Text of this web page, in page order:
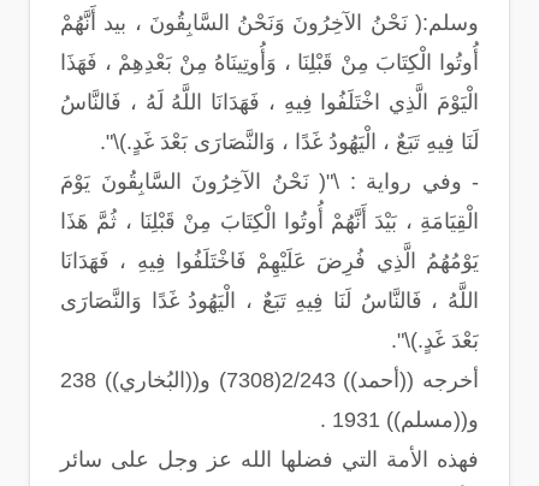
وسلم:( نَحْنُ الآخِرُونَ وَنَحْنُ السَّابِقُونَ ، بيد أَنَّهُمْ
أُوتُوا الْكِتَابَ مِنْ قَبْلِنَا ، وَأُوتِينَاهُ مِنْ بَعْدِهِمْ ، فَهَذَا
الْيَوْمَ الَّذِي اخْتَلَفُوا فِيهِ ، فَهَدَانَا اللَّهُ لَهُ ، فَالنَّاسُ
لَنَا فِيهِ تَبَعٌ ، الْيَهُودُ غَدًا ، وَالنَّصَارَى بَعْدَ غَدٍ.)\".
- وفي رواية : \"( نَحْنُ الآخِرُونَ السَّابِقُونَ يَوْمَ
الْقِيَامَةِ ، بَيْدَ أَنَّهُمْ أُوتُوا الْكِتَابَ مِنْ قَبْلِنَا ، ثُمَّ هَذَا
يَوْمُهُمُ الَّذِي فُرِضَ عَلَيْهِمْ فَاخْتَلَفُوا فِيهِ ، فَهَدَانَا
اللَّهُ ، فَالنَّاسُ لَنَا فِيهِ تَبَعٌ ، الْيَهُودُ غَدًا وَالنَّصَارَى
بَعْدَ غَدٍ.)\".
أخرجه ((أحمد)) 2/243(7308) و((البُخاري)) 238
و((مسلم)) 1931 .
فهذه الأمة التي فضلها الله عز وجل على سائر